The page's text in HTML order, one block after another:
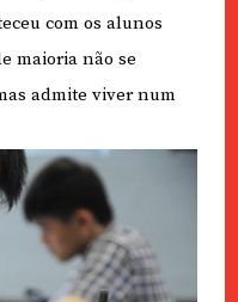
com os alunos
maioria não se
admite viver num